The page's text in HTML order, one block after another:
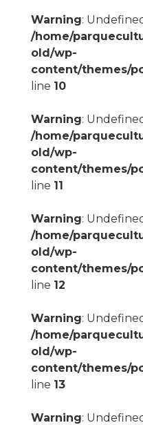
Warning:
/home/
old/wp-
content/themes/
line 10
Warning:
/home/
old/wp-
content/themes/
line 11
Warning:
/home/
old/wp-
content/themes/
line 12
Warning:
/home/
old/wp-
content/themes/
line 13
Warning: